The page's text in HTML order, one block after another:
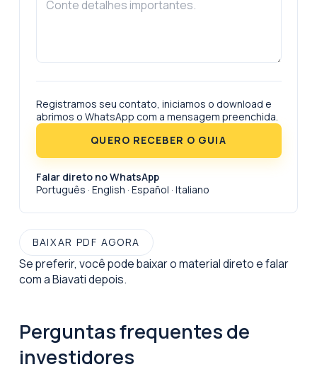
Registramos seu contato, iniciamos o download e
abrimos o WhatsApp com a mensagem preenchida.
QUERO RECEBER O GUIA
Falar direto no WhatsApp
Português · English · Español · Italiano
BAIXAR PDF AGORA
Se preferir, você pode baixar o material direto e falar
com a Biavati depois.
Perguntas frequentes de
investidores